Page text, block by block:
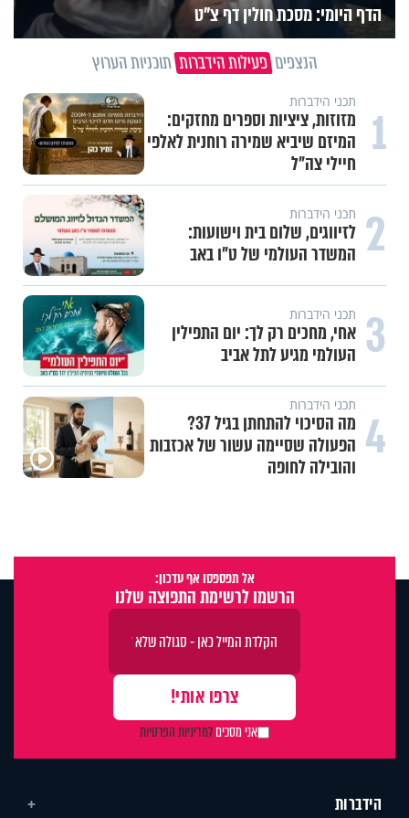
הדף היומי: מסכת חולין דף צ"ט
הנצפים פעילות הידברות תוכניות הערוץ
1 תכני הידברות
מזוזות, ציציות וספרים מחזקים:
המיזם שיביא שמירה רוחנית לאלפי
חיילי צה"ל
2 תכני הידברות
לזיווגים, שלום בית וישועות:
המשדר העולמי של ט"ו באב
3 תכני הידברות
אחי, מחכים רק לך: יום התפילין
העולמי מגיע לתל אביב
4 תכני הידברות
מה הסיכוי להתחתן בגיל 37?
הפעולה שסיימה עשור של אכזבות
והובילה לחופה
אל תפספסו אף עדכון:
הרשמו לרשימת התפוצה שלנו
אני מסכיםלמדיניות הפרטיות
הידברות